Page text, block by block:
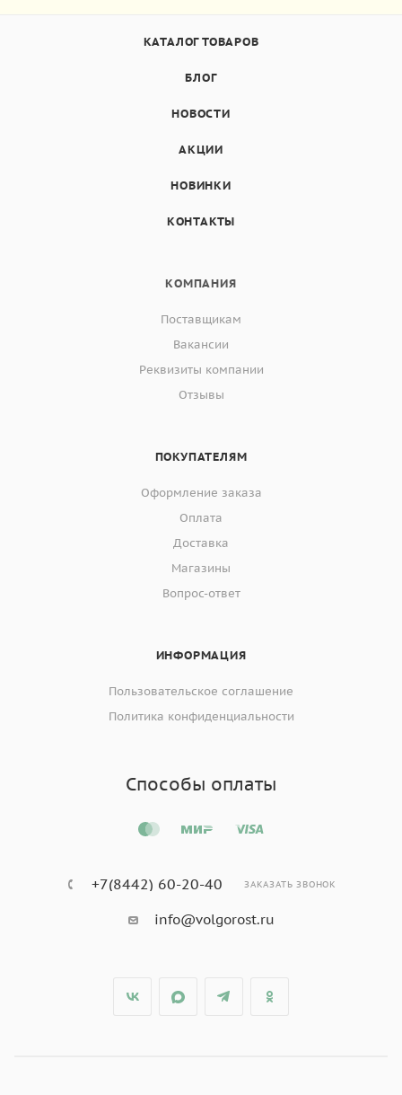
КАТАЛОГ ТОВАРОВ
БЛОГ
НОВОСТИ
АКЦИИ
НОВИНКИ
КОНТАКТЫ
КОМПАНИЯ
Поставщикам
Вакансии
Реквизиты компании
Отзывы
ПОКУПАТЕЛЯМ
Оформление заказа
Оплата
Доставка
Магазины
Вопрос-ответ
ИНФОРМАЦИЯ
Пользовательское соглашение
Политика конфиденциальности
Способы оплаты
+7(8442) 60-20-40 ЗАКАЗАТЬ ЗВОНОК
info@volgorost.ru